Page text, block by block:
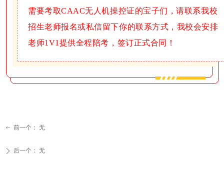
需要考取CAAC无人机操控证的宝子们，请联系我校
招生老师报名或私信留下你的联系方式，我校会安排
老师1V1提供全程陪考，签订正式合同！
ꂃ 前一个： 无
ꄲ 后一个： 无